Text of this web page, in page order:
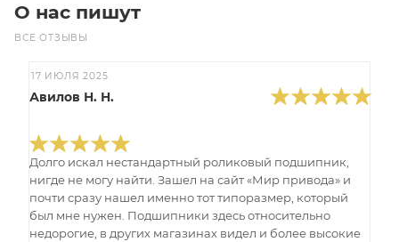
О нас пишут
ВСЕ ОТЗЫВЫ
17 ИЮЛЯ 2025
Авилов Н. Н.
Долго искал нестандартный роликовый подшипник,
нигде не могу найти. Зашел на сайт «Мир привода» и
почти сразу нашел именно тот типоразмер, который
был мне нужен. Подшипники здесь относительно
недорогие, в других магазинах видел и более высокие